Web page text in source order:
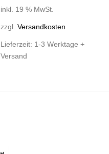
inkl. 19 % MwSt.
zzgl. Versandkosten
Lieferzeit: 1-3 Werktage +
Versand